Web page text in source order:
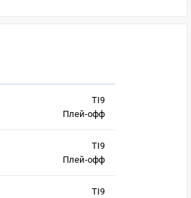
TI9
Плей-офф
TI9
Плей-офф
TI9